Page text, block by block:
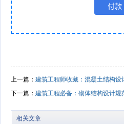
上一篇： 建筑工程师收藏：混凝土结构设
下一篇： 建筑工程必备：砌体结构设计
相关文章